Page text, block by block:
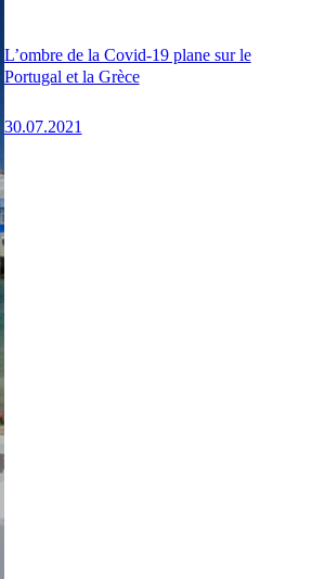
L’ombre de la Covid-19 plane sur le
Portugal et la Grèce
30.07.2021